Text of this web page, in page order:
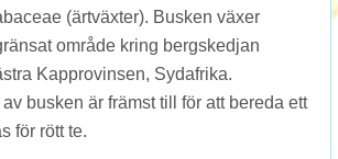
(ärtväxter). Busken växer
område kring bergskedjan
Kapprovinsen, Sydafrika.
busken är främst till för att bereda ett
för rött te.